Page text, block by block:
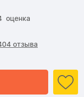
оценка
отзыва